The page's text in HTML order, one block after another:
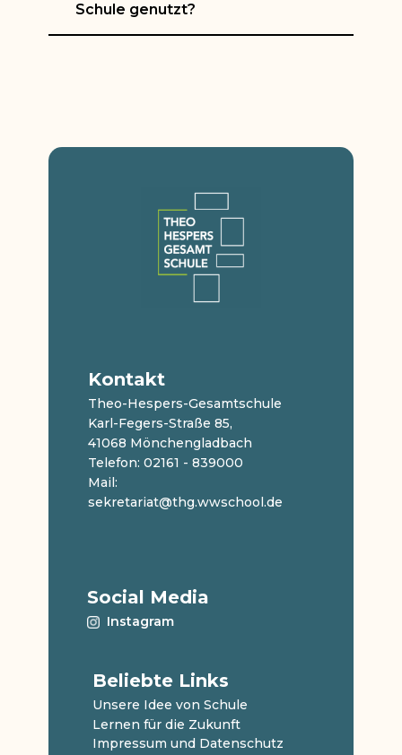
Schule genutzt?
Kontakt
Theo-Hespers-Gesamtschule
Karl-Fegers-Straße 85,
41068 Mönchengladbach
Telefon: 02161 - 839000
Mail:
sekretariat@thg.wwschool.de
Social Media
Instagram
Beliebte Links
Unsere Idee von Schule
Lernen für die Zukunft
Impressum und Datenschutz